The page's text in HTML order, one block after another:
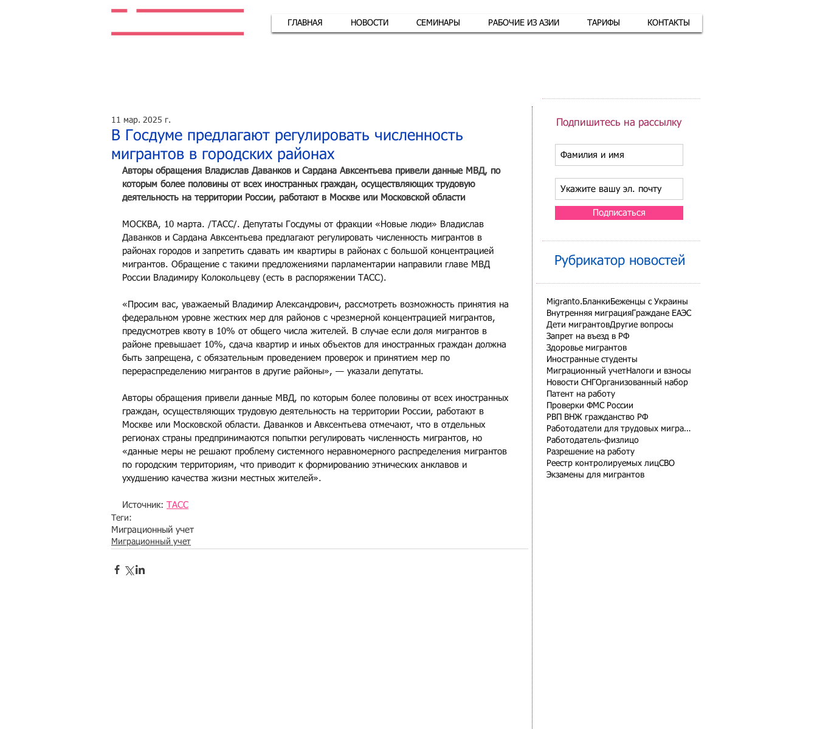
ГЛАВНАЯ НОВОСТИ СЕМИНАРЫ РАБОЧИЕ ИЗ АЗИИ ТАРИФЫ КОНТАКТЫ
В Госдуме предлагают регулировать численность
мигрантов в городских районах
11 мар. 2025 г.
Авторы обращения Владислав Даванков и Сардана Авксентьева привели данные МВД, по
которым более половины от всех иностранных граждан, осуществляющих трудовую
деятельность на территории России, работают в Москве или Московской области
МОСКВА, 10 марта. /ТАСС/. Депутаты Госдумы от фракции «Новые люди» Владислав
Даванков и Сардана Авксентьева предлагают регулировать численность мигрантов в
районах городов и запретить сдавать им квартиры в районах с большой концентрацией
мигрантов. Обращение с такими предложениями парламентарии направили главе МВД
России Владимиру Колокольцеву (есть в распоряжении ТАСС).
«Просим вас, уважаемый Владимир Александрович, рассмотреть возможность принятия на
федеральном уровне жестких мер для районов с чрезмерной концентрацией мигрантов,
предусмотрев квоту в 10% от общего числа жителей. В случае если доля мигрантов в
районе превышает 10%, сдача квартир и иных объектов для иностранных граждан должна
быть запрещена, с обязательным проведением проверок и принятием мер по
перераспределению мигрантов в другие районы», — указали депутаты.
Авторы обращения привели данные МВД, по которым более половины от всех иностранных
граждан, осуществляющих трудовую деятельность на территории России, работают в
Москве или Московской области. Даванков и Авксентьева отмечают, что в отдельных
регионах страны предпринимаются попытки регулировать численность мигрантов, но
«данные меры не решают проблему системного неравномерного распределения мигрантов
по городским территориям, что приводит к формированию этнических анклавов и
ухудшению качества жизни местных жителей».
Источник: ТАСС
Теги:
Миграционный учет
Миграционный учет
Подпишитесь на рассылку
Подписаться
Рубрикатор новостей
Migranto.Бланки Беженцы с Украины
Внутренняя миграция Граждане ЕАЭС
Дети мигрантовДругие вопросы
Запрет на въезд в РФ
Здоровье мигрантов
Иностранные студенты
Миграционный учетНалоги и взносы
Новости СНГ Организованный набор
Патент на работу
Проверки ФМС России
РВП ВНЖ гражданство РФ
Работодатели для трудовых мигрантов
Работодатель-физлицо
Разрешение на работу
Реестр контролируемых лицСВО
Экзамены для мигрантов